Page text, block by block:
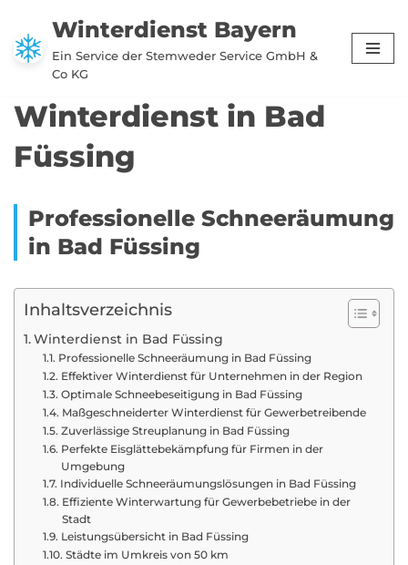
Zum
Inhalt
Winterdienst Bayern
Ein Service der Stemweder Service GmbH &
Co KG
Winterdienst in Bad
Füssing
Professionelle Schneeräumung
in Bad Füssing
Inhaltsverzeichnis
Winterdienst in Bad Füssing
Professionelle Schneeräumung in Bad Füssing
Effektiver Winterdienst für Unternehmen in der Region
Optimale Schneebeseitigung in Bad Füssing
Maßgeschneiderter Winterdienst für Gewerbetreibende
Zuverlässige Streuplanung in Bad Füssing
Perfekte Eisglättebekämpfung für Firmen in der
Umgebung
Individuelle Schneeräumungslösungen in Bad Füssing
Effiziente Winterwartung für Gewerbebetriebe in der
Stadt
Leistungsübersicht in Bad Füssing
Städte im Umkreis von 50 km